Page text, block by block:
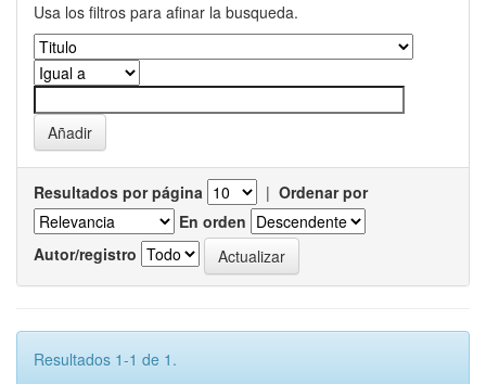
Usa los filtros para afinar la busqueda.
Resultados por página | Ordenar por
En orden
Autor/registro
Resultados 1-1 de 1.